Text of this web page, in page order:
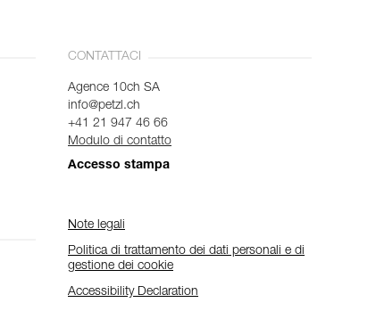
CONTATTACI
Agence 10ch SA
info@petzl.ch
+41 21 947 46 66
Modulo di contatto
Accesso stampa
Note legali
Politica di trattamento dei dati personali e di
gestione dei cookie
Accessibility Declaration